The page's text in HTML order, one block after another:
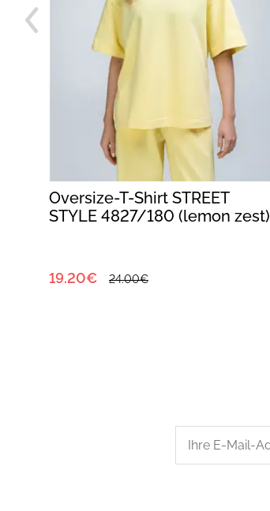
Oversize-T-Shirt STREET
STYLE 4827/180 (lemon zest)
19.20€ 24.00€